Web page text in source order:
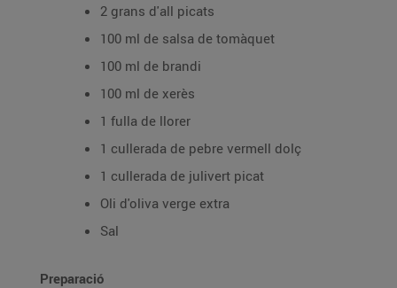
2 grans d'all picats
100 ml de salsa de tomàquet
100 ml de brandi
100 ml de xerès
1 fulla de llorer
1 cullerada de pebre vermell dolç
1 cullerada de julivert picat
Oli d'oliva verge extra
Sal
Preparació